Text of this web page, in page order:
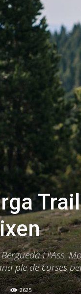
Berguedà i l'Ass.
ple de curses
2625